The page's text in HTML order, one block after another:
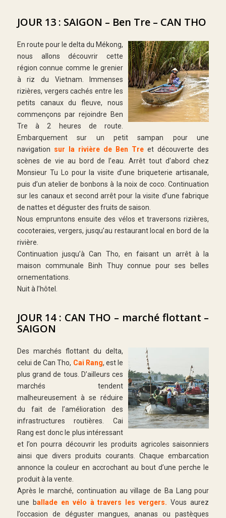
JOUR 13 : SAIGON – Ben Tre – CAN THO
En route pour le delta du Mékong,
nous allons découvrir cette
région connue comme le grenier
à riz du Vietnam. Immenses
rizières, vergers cachés entre les
petits canaux du fleuve, nous
commençons par rejoindre Ben
Tre à 2 heures de route.
Embarquement sur un petit sampan pour une
navigation sur la rivière de Ben Tre et découverte des
scènes de vie au bord de l’eau. Arrêt tout d’abord chez
Monsieur Tu Lo pour la visite d’une briqueterie artisanale,
puis d’un atelier de bonbons à la noix de coco. Continuation
sur les canaux et second arrêt pour la visite d’une fabrique
de nattes et déguster des fruits de saison.
Nous empruntons ensuite des vélos et traversons rizières,
cocoteraies, vergers, jusqu’au restaurant local en bord de la
rivière.
Continuation jusqu’à Can Tho, en faisant un arrêt à la
maison communale Binh Thuy connue pour ses belles
ornementations.
Nuit à l’hôtel.
JOUR 14 : CAN THO – marché flottant –
SAIGON
Des marchés flottant du delta,
celui de Can Tho, Cai Rang, est le
plus grand de tous. D’ailleurs ces
marchés tendent
malheureusement à se réduire
du fait de l’amélioration des
infrastructures routières. Cai
Rang est donc le plus intéressant
et l’on pourra découvrir les produits agricoles saisonniers
ainsi que divers produits courants. Chaque embarcation
annonce la couleur en accrochant au bout d’une perche le
produit à la vente.
Après le marché, continuation au village de Ba Lang pour
une ballade en vélo à travers les vergers. Vous aurez
l’occasion de déguster mangues, ananas ou pastèques